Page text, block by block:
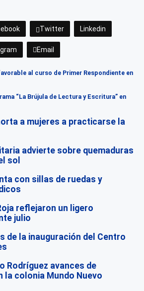
Twitter Linkedin
Email
al curso de Primer Respondiente en
“La Brújula de Lectura y Escritura” en
a mujeres a practicarse la
advierte sobre quemaduras
sol
con sillas de ruedas y
reflejaron un ligero
julio
de la inauguración del Centro
Rodríguez avances de
la colonia Mundo Nuevo